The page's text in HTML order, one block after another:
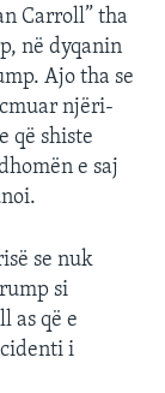
Carroll” tha
në dyqanin
Ajo tha se
njëri-
që shiste
e saj
se nuk
si
as që e
i